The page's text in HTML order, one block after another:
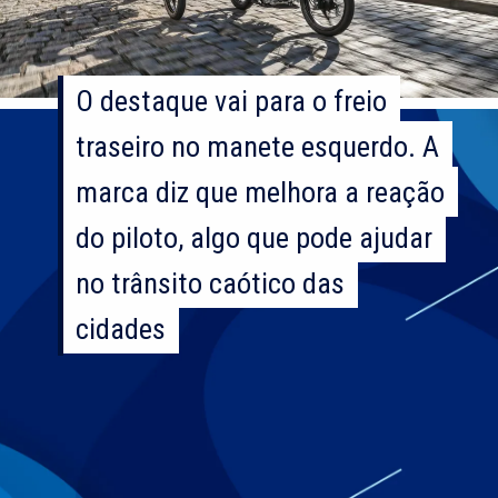
O destaque vai para o freio
traseiro no manete esquerdo. A
marca diz que melhora a reação
do piloto, algo que pode ajudar
no trânsito caótico das
cidades
O destaque vai para o freio
traseiro no manete esquerdo. A
marca diz que melhora a reação
do piloto, algo que pode ajudar
no trânsito caótico das
cidades